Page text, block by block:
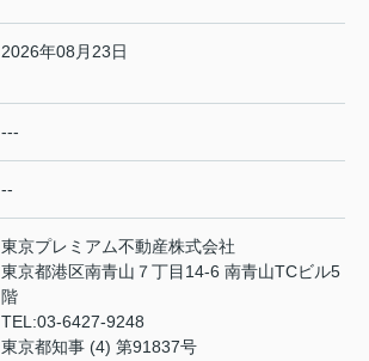
2026年08月23日
---
--
東京プレミアム不動産株式会社
東京都港区南青山７丁目14-6 南青山TCビル5
階
TEL:03-6427-9248
東京都知事 (4) 第91837号